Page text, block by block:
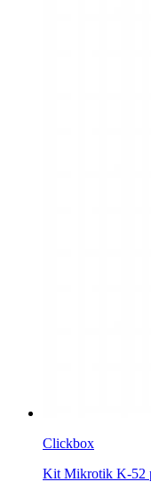
Clickbox
Kit Mikrotik K-52